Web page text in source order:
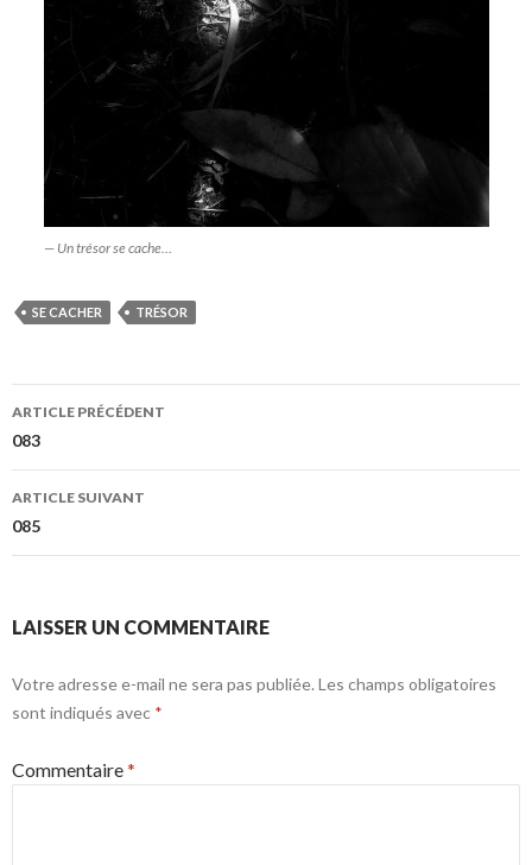
— Un trésor se cache…
SE CACHER TRÉSOR
Navigation
des
articles
ARTICLE PRÉCÉDENT
083
ARTICLE SUIVANT
085
LAISSER UN COMMENTAIRE
Votre adresse e-mail ne sera pas publiée. Les champs obligatoires
sont indiqués avec *
Commentaire*